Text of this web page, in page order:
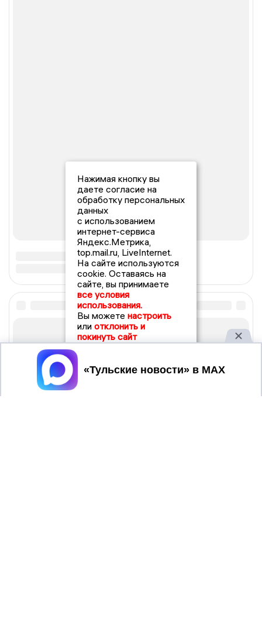
Нажимая кнопку вы
даете согласие на
обработку персональных
данных
с использованием
интернет-сервиса
Яндекс.Метрика,
top.mail.ru, LiveInternet.
На сайте используются
cookie. Оставаясь на
сайте, вы принимаете
все условия
использования.
Вы можете настроить
или отклонить и
покинуть сайт
Принять